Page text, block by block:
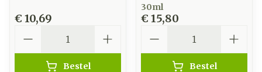
€ 10,69
Bestel
30ml
€ 15,80
Bestel